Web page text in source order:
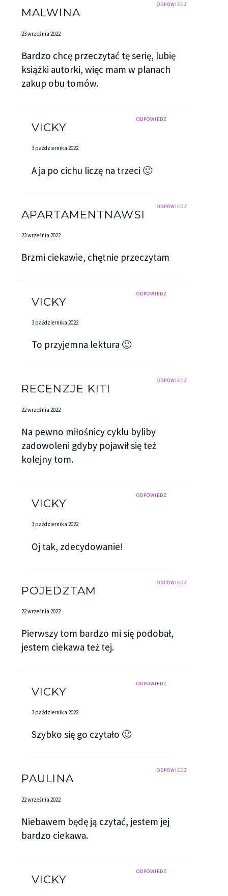
ODPOWIEDZ
MALWINA
23 września 2022
Bardzo chcę przeczytać tę serię, lubię
książki autorki, więc mam w planach
zakup obu tomów.
ODPOWIEDZ
VICKY
3 października 2022
A ja po cichu liczę na trzeci 🙂
ODPOWIEDZ
APARTAMENTNAWSI
23 września 2022
Brzmi ciekawie, chętnie przeczytam
ODPOWIEDZ
VICKY
3 października 2022
To przyjemna lektura 🙂
ODPOWIEDZ
RECENZJE KITI
22 września 2022
Na pewno miłośnicy cyklu byliby
zadowoleni gdyby pojawił się też
kolejny tom.
ODPOWIEDZ
VICKY
3 października 2022
Oj tak, zdecydowanie!
ODPOWIEDZ
POJEDZTAM
22 września 2022
Pierwszy tom bardzo mi się podobał,
jestem ciekawa też tej.
ODPOWIEDZ
VICKY
3 października 2022
Szybko się go czytało 🙂
ODPOWIEDZ
PAULINA
22 września 2022
Niebawem będę ją czytać, jestem jej
bardzo ciekawa.
ODPOWIEDZ
VICKY